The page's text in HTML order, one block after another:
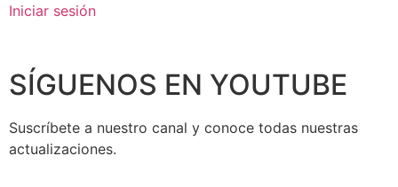
Iniciar sesión
SÍGUENOS EN YOUTUBE
Suscríbete a nuestro canal y conoce todas nuestras
actualizaciones.